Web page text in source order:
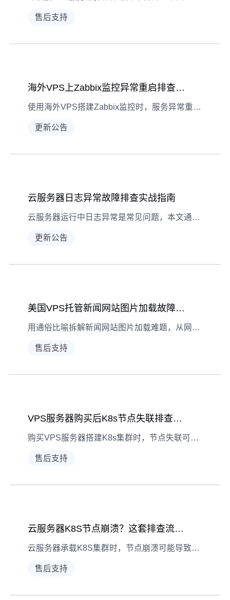
售后支持
海外VPS上Zabbix监控异常重启排查全流程
使用海外VPS搭建Zabbix监控时，服务异常重启可能导致数据中断。本文从现象识别到问题解决，详解排查步骤与优化方案，助你快速恢复监控稳定性。
更新公告
云服务器日志异常故障排查实战指南
云服务器运行中日志异常是常见问题，本文通过真实案例拆解故障现象、诊断思路与解决方法，帮助运维人员快速定位并处理日志异常问题。
更新公告
美国VPS托管新闻网站图片加载故障排查指南
用通俗比喻拆解新闻网站图片加载难题，从网络、服务器到文件逐层排查，帮你快速定位美国VPS托管下的图片加载故障
售后支持
VPS服务器购买后K8s节点失联排查指南
购买VPS服务器搭建K8s集群时，节点失联可能影响业务运行。本文从现象、诊断到解决，详细解析排查全流程，助你快速恢复集群稳定。
售后支持
云服务器K8S节点崩溃？这套排查流程帮你快速恢复
云服务器承载K8S集群时，节点崩溃可能导致业务中断。本文结合实际案例，拆解从现象观察到根源解决的完整排查流程，助运维人员快速定位问题。
售后支持